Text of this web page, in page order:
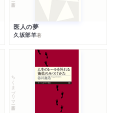
医人の夢
久坂部羊著
ちくまプリマー新書